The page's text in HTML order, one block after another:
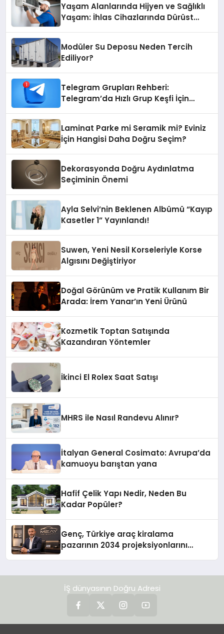
Yaşam Alanlarında Hijyen ve Sağlıklı
Yaşam: İhlas Cihazlarında Dürüst
Modüler Su Deposu Neden Tercih
Ediliyor?
Telegram Grupları Rehberi:
Telegram’da Hızlı Grup Keşfi İçin
Laminat Parke mi Seramik mi? Eviniz
İçin Hangisi Daha Doğru Seçim?
Dekorasyonda Doğru Aydınlatma
Seçiminin Önemi
Ayla Selvi’nin Beklenen Albümü “Kayıp
Kasetler 1” Yayınlandı!
Suwen, Yeni Nesil Korseleriyle Korse
Algısını Değiştiriyor
Doğal Görünüm ve Pratik Kullanım Bir
Arada: İrem Yanar’ın Yeni Ürünü
Kozmetik Toptan Satışında
Kazandıran Yöntemler
İkinci El Rolex Saat Satışı
MHRS ile Nasıl Randevu Alınır?
İtalyan General Cosimato: Avrupa’da
kamuoyu barıştan yana
Hafif Çelik Yapı Nedir, Neden Bu
Kadar Popüler?
Genç, Türkiye araç kiralama
pazarının 2034 projeksiyonlarını
İŞ dünyasının Doğru Adresi